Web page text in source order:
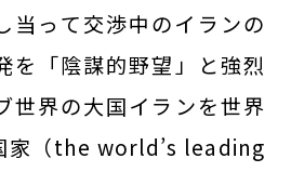
当って交渉中のイランの
を「陰謀的野望」と強烈
世界の大国イランを世界
家（the world’s leading